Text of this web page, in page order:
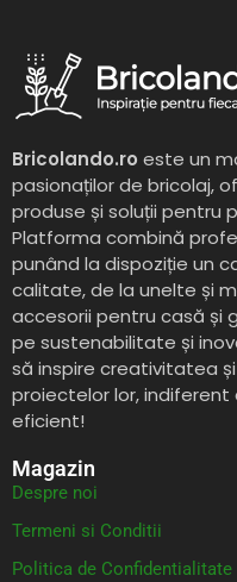
Bricolando.ro este un
pasionaților de bricolaj,
produse și soluții pentru
Platforma combină
punând la dispoziție un
calitate, de la unelte și
accesorii pentru casă și
pe sustenabilitate și
să inspire creativitatea
proiectelor lor, indiferent
eficient!
Magazin
Despre noi
Termeni si Conditii
Politica de Confidentialitate